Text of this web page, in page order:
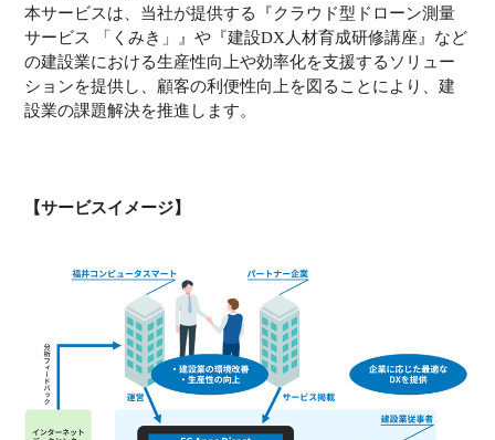
本サービスは、当社が提供する『クラウド型ドローン測量
サービス 「くみき」』や『建設DX人材育成研修講座』など
の建設業における生産性向上や効率化を支援するソリュー
ションを提供し、顧客の利便性向上を図ることにより、建
設業の課題解決を推進します。
【サービスイメージ】